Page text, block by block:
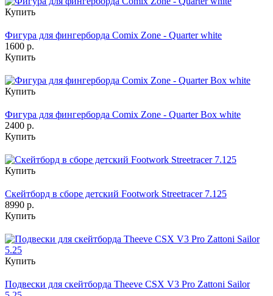
Купить
Фигура для фингерборда Comix Zone - Quarter white
1600 р.
Купить
Купить
Фигура для фингерборда Comix Zone - Quarter Box white
2400 р.
Купить
Купить
Скейтборд в сборе детский Footwork Streetracer 7.125
8990 р.
Купить
Купить
Подвески для скейтборда Theeve CSX V3 Pro Zattoni Sailor